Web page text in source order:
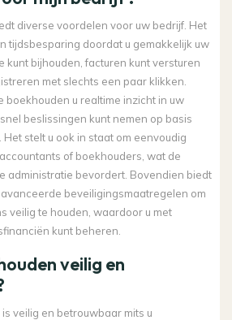
diverse voordelen voor uw bedrijf. Het
tijdsbesparing doordat u gemakkelijk uw
kunt bijhouden, facturen kunt versturen
met slechts een paar klikken.
boekhouden u realtime inzicht in uw
beslissingen kunt nemen op basis
stelt u ook in staat om eenvoudig
of boekhouders, wat de
administratie bevordert. Bovendien biedt
beveiligingsmaatregelen om
veilig te houden, waardoor u met
kunt beheren.
veilig en
veilig en betrouwbaar mits u